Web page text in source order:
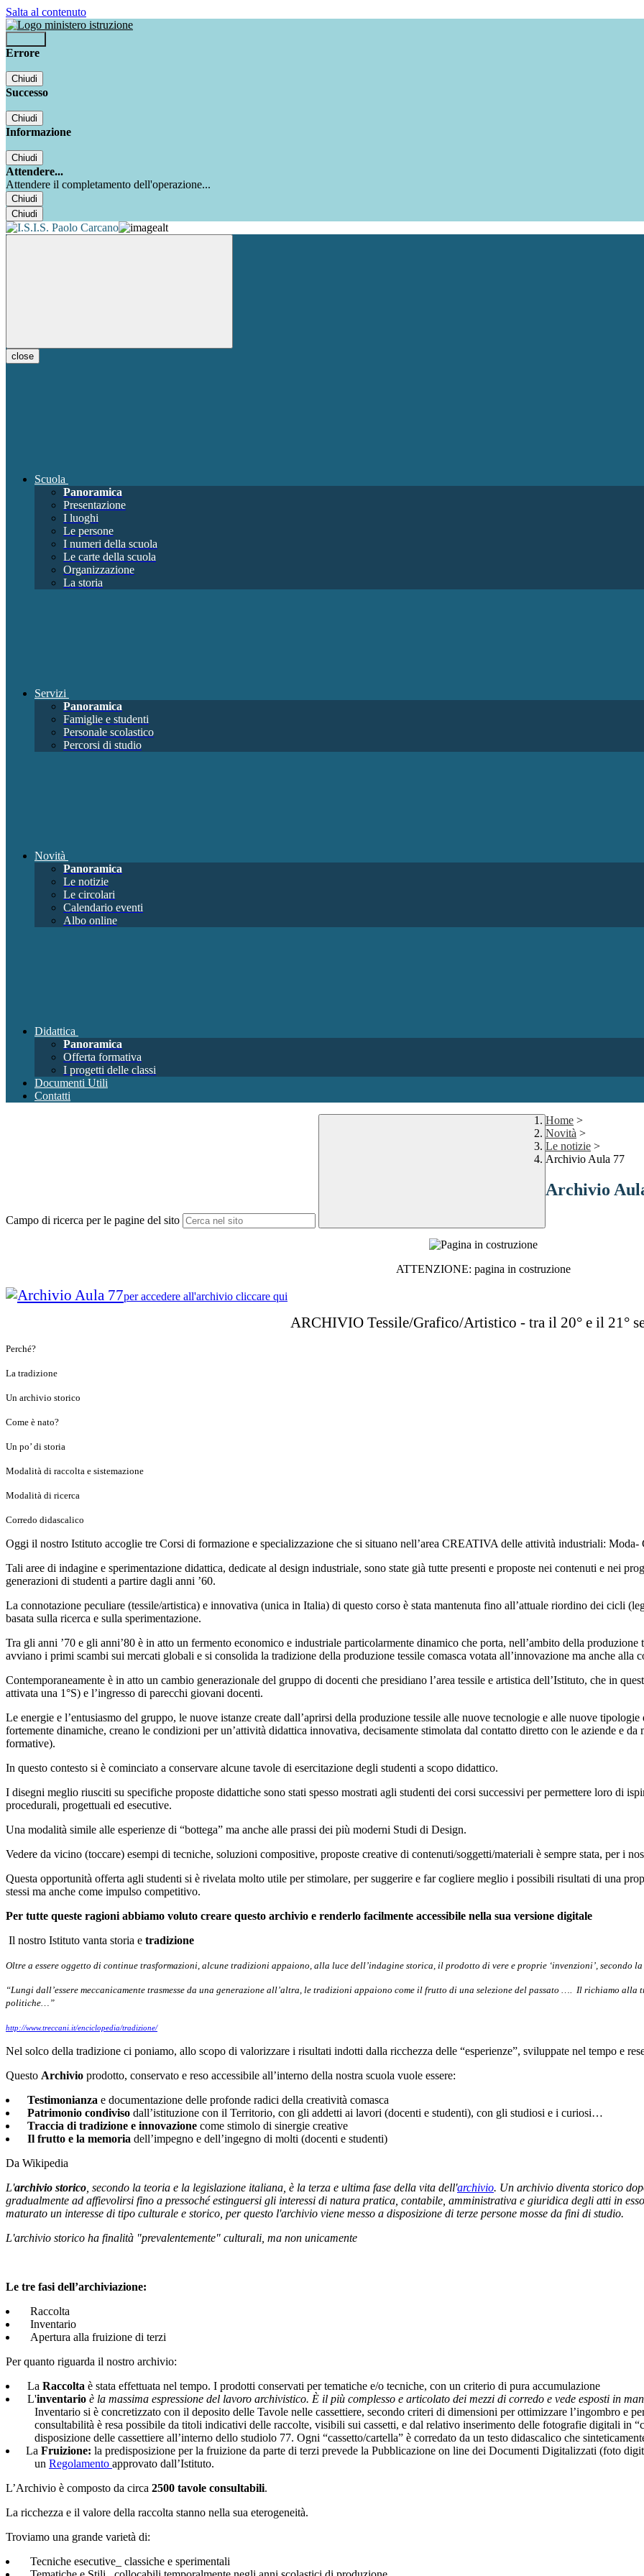
Salta al contenuto
Errore
Chiudi
Successo
Chiudi
Informazione
Chiudi
Attendere...
Attendere il completamento dell'operazione...
Chiudi
Chiudi
close
Scuola
Panoramica
Presentazione
I luoghi
Le persone
I numeri della scuola
Le carte della scuola
Organizzazione
La storia
Servizi
Panoramica
Famiglie e studenti
Personale scolastico
Percorsi di studio
Novità
Panoramica
Le notizie
Le circolari
Calendario eventi
Albo online
Didattica
Panoramica
Offerta formativa
I progetti delle classi
Documenti Utili
Contatti
Campo di ricerca per le pagine del sito
Home >
Novità >
Le notizie >
Archivio Aula 77
Archivio
ATTENZIONE: pagina in costruzione
per accedere all'archivio cliccare qui
ARCHIVIO Tessile/Grafico/Artistico - tra il 20° e il 21°
Perché?
La tradizione
Un archivio storico
Come è nato?
Un po’ di storia
Modalità di raccolta e sistemazione
Modalità di ricerca
Corredo didascalico
Oggi il nostro Istituto accoglie tre Corsi di formazione e specializzazione che si situano nell’area CREATIVA delle attività industriali: Moda-
Tali aree di indagine e sperimentazione didattica, dedicate al design industriale, sono state già tutte presenti e proposte nei contenuti e nei
generazioni di studenti a partire dagli anni ’60.
La connotazione peculiare (tessile/artistica) e innovativa (unica in Italia) di questo corso è stata mantenuta fino all’attuale riordino dei cicli
basata sulla ricerca e sulla sperimentazione.
Tra gli anni ’70 e gli anni’80 è in atto un fermento economico e industriale particolarmente dinamico che porta, nell’ambito della
avviano i primi scambi sui mercati globali e si consolida la tradizione della produzione tessile comasca votata all’innovazione ma anche
Contemporaneamente è in atto un cambio generazionale del gruppo di docenti che presidiano l’area tessile e artistica dell’Istituto, che in
attivata una 1°S) e l’ingresso di parecchi giovani docenti.
Le energie e l’entusiasmo del gruppo, le nuove istanze create dall’aprirsi della produzione tessile alle nuove tecnologie e alle nuove
fortemente dinamiche, creano le condizioni per un’attività didattica innovativa, decisamente stimolata dal contatto diretto con le aziende e
formative).
In questo contesto si è cominciato a conservare alcune tavole di esercitazione degli studenti a scopo didattico.
I disegni meglio riusciti su specifiche proposte didattiche sono stati spesso mostrati agli studenti dei corsi successivi per permettere loro di
procedurali, progettuali ed esecutive.
Una modalità simile alle esperienze di “bottega” ma anche alle prassi dei più moderni Studi di Design.
Vedere da vicino (toccare) esempi di tecniche, soluzioni compositive, proposte creative di contenuti/soggetti/materiali è sempre stata, per i
Questa opportunità offerta agli studenti si è rivelata molto utile per stimolare, per suggerire e far cogliere meglio i possibili risultati di una
stessi ma anche come impulso competitivo.
Per tutte queste ragioni abbiamo voluto creare questo archivio e renderlo facilmente accessibile nella sua versione digitale
Il nostro Istituto vanta storia e tradizione
Oltre a essere oggetto di continue trasformazioni, alcune tradizioni appaiono, alla luce dell’indagine storica, il prodotto di vere e proprie ‘invenzioni’, secondo
“Lungi dall’essere meccanicamente trasmesse da una generazione all’altra, le tradizioni appaiono come il frutto di una selezione del passato ….
Il richiamo alla
politiche…”
http://www.treccani.it/enciclopedia/tradizione/
Nel solco della tradizione ci poniamo, allo scopo di valorizzare i risultati indotti dalla ricchezza delle “esperienze”, sviluppate nel tempo e
Questo Archivio prodotto, conservato e reso accessibile all’interno della nostra scuola vuole essere:
Testimonianza e documentazione delle profonde radici della creatività comasca
Patrimonio condiviso dall’istituzione con il Territorio, con gli addetti ai lavori (docenti e studenti), con gli studiosi e i curiosi…
Traccia di tradizione e innovazione come stimolo di sinergie creative
Il frutto e la memoria dell’impegno e dell’ingegno di molti (docenti e studenti)
Da Wikipedia
L'archivio storico , secondo la teoria e la legislazione italiana, è la terza e ultima fase della vita dell'archivio. Un archivio diventa storico
gradualmente ad affievolirsi fino a pressoché estinguersi gli interessi di natura pratica, contabile, amministrativa e giuridica degli atti in
maturato un interesse di tipo culturale e storico, per questo l'archivio viene messo a disposizione di terze persone mosse da fini di studio.
L'archivio storico ha finalità "prevalentemente" culturali, ma non unicamente
Le tre fasi dell’archiviazione:
Raccolta
Inventario
Apertura alla fruizione di terzi
Per quanto riguarda il nostro archivio:
La Raccolta è stata effettuata nel tempo. I prodotti conservati per tematiche e/o tecniche, con un criterio di pura accumulazione
L'inventario è la massima espressione del lavoro archivistico. È il più complesso e articolato dei mezzi di corredo e vede esposti in
Inventario si è concretizzato con il deposito delle Tavole nelle cassettiere, secondo criteri di dimensioni per ottimizzare l’ingombro e
consultabilità è resa possibile da titoli indicativi delle raccolte, visibili sui cassetti, e dal relativo inserimento delle fotografie digitali in
disposizione delle cassettiere all’interno dello studiolo 77. Ogni “cassetto/cartella” è corredato da un testo didascalico che
La Fruizione: la predisposizione per la fruizione da parte di terzi prevede la Pubblicazione on line dei Documenti Digitalizzati (foto
un Regolamento approvato dall’Istituto.
L’Archivio è composto da circa 2500 tavole consultabili.
La ricchezza e il valore della raccolta stanno nella sua eterogeneità.
Troviamo una grande varietà di:
Tecniche esecutive_ classiche e sperimentali